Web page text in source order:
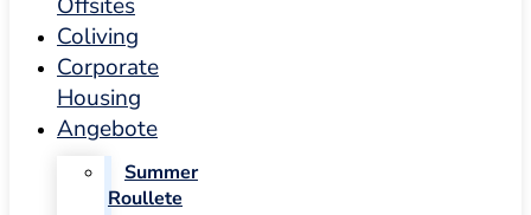
Coliving
Corporate
Housing
Angebote
Summer
Roullete